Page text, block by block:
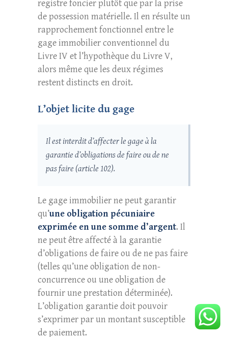
registre foncier plutôt que par la prise
de possession matérielle. Il en résulte un
rapprochement fonctionnel entre le
gage immobilier conventionnel du
Livre IV et l’hypothèque du Livre V,
alors même que les deux régimes
restent distincts en droit.
L’objet licite du gage
Il est interdit d’affecter le gage à la
garantie d’obligations de faire ou de ne
pas faire (article 102).
Le gage immobilier ne peut garantir
qu’une obligation pécuniaire
exprimée en une somme d’argent. Il
ne peut être affecté à la garantie
d’obligations de faire ou de ne pas faire
(telles qu’une obligation de non-
concurrence ou une obligation de
fournir une prestation déterminée).
L’obligation garantie doit pouvoir
s’exprimer par un montant susceptible
de paiement.